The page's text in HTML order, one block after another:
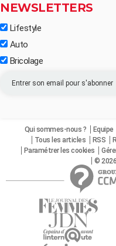
NEWSLETTERS
Lifestyle
Auto
Bricolage
Qui sommes-nous ? Equipe
Tous les articles
RSS
Paramétrer les cookies
©